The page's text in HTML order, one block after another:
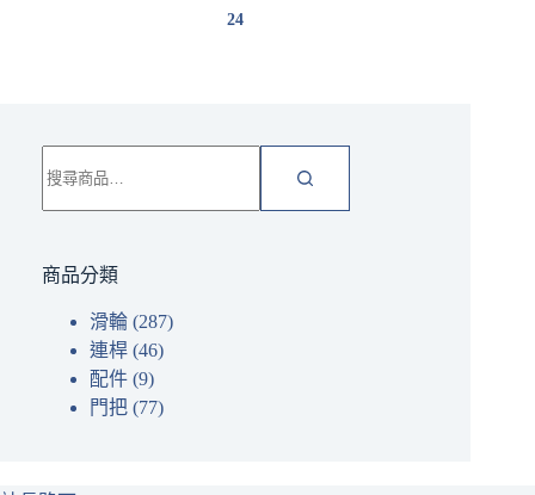
24
尋
關
商品分類
滑輪 (287)
連桿 (46)
配件 (9)
門把 (77)